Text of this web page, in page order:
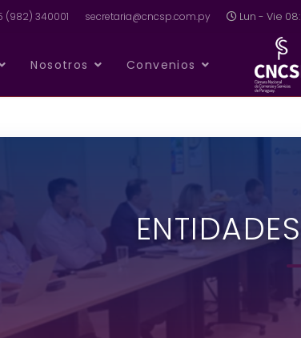
(982) 340001 secretaria@cncsp.com.py Lun - Vie
Nosotros Convenios